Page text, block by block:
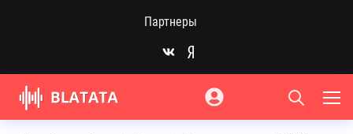
Партнеры